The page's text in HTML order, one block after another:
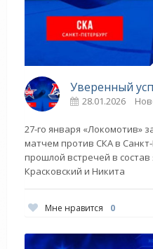
28.01.2026 Новости
27-го января «Локомотив»
матчем против СКА в
прошлой встречей в
Красковский и Никита
Мне нравится 0